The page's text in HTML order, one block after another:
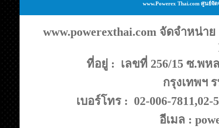
www.Powerex Thai.com ศูนย์
www.powerexthai.com จัดจำหน่
ที่อยู่ : เลขที่ 256/15 ซ.พห
กรุงเทพฯ
เบอร์โทร : 02-006-
อีเมล :